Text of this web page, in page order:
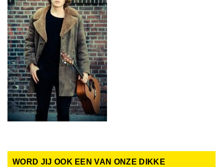
WORD JIJ OOK EEN VAN ONZE DIKKE